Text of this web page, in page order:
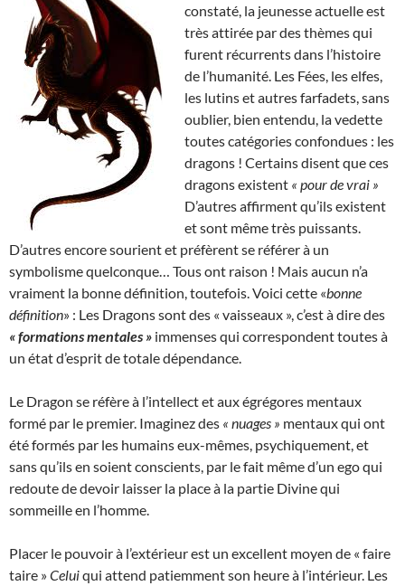
constaté, la jeunesse actuelle est
très attirée par des thèmes qui
furent récurrents dans l’histoire
de l’humanité. Les Fées, les elfes,
les lutins et autres farfadets, sans
oublier, bien entendu, la vedette
toutes catégories confondues : les
dragons ! Certains disent que ces
dragons existent « pour de vrai »
D’autres affirment qu’ils existent
et sont même très puissants.
D’autres encore sourient et préfèrent se référer à un
symbolisme quelconque… Tous ont raison ! Mais aucun n’a
vraiment la bonne définition, toutefois. Voici cette «bonne
définition» : Les Dragons sont des « vaisseaux », c’est à dire des
« formations mentales » immenses qui correspondent toutes à
un état d’esprit de totale dépendance.
Le Dragon se réfère à l’intellect et aux égrégores mentaux
formé par le premier. Imaginez des « nuages » mentaux qui ont
été formés par les humains eux-mêmes, psychiquement, et
sans qu’ils en soient conscients, par le fait même d’un ego qui
redoute de devoir laisser la place à la partie Divine qui
sommeille en l’homme.
Placer le pouvoir à l’extérieur est un excellent moyen de « faire
taire »Celuiqui attend patiemment son heure à l’intérieur. Les